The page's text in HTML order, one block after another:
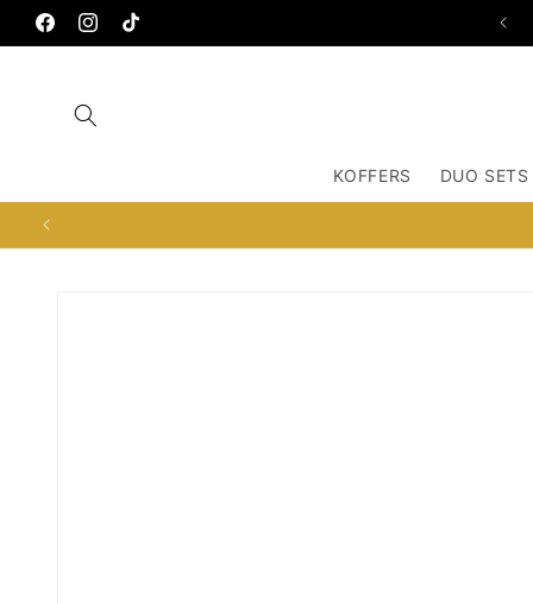
naar de
content
FacebookInstagram
TikTok
OSDORPPLEIN 672, 1068TC AMSTERDAM
KOFFERS DUO SETS